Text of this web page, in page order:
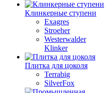
Клинкерные ступени
Exagres
Stroeher
Westerwalder
Klinker
Плитка для цоколя
Terrabig
SilverFox